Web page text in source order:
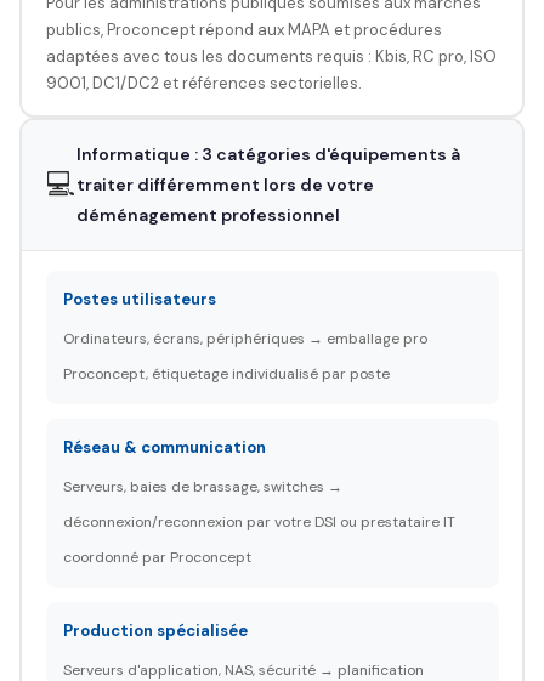
publics, Proconcept répond aux MAPA et procédures
adaptées avec tous les documents requis : Kbis, RC pro, ISO
9001, DC1/DC2 et références sectorielles.
💻
Informatique : 3 catégories d'équipements à
traiter différemment lors de votre
déménagement professionnel
Postes utilisateurs
Ordinateurs, écrans, périphériques → emballage pro
Proconcept, étiquetage individualisé par poste
Réseau & communication
Serveurs, baies de brassage, switches →
déconnexion/reconnexion par votre DSI ou prestataire IT
coordonné par Proconcept
Production spécialisée
Serveurs d'application, NAS, sécurité → planification